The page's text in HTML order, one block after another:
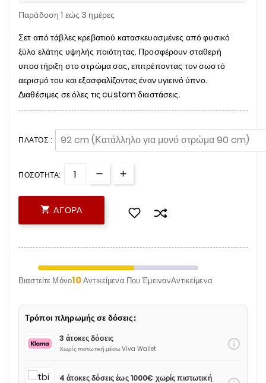
Παράδοση 1 εώς 3 ημέρες
Σετ από τάβλες κρεβατιού κατασκευασμένες από φυσικό
ξύλο ελάτης υψηλής ποιότητας. Προσφέρουν σταθερή
υποστήριξη στο στρώμα σας, επιτρέποντας τον σωστό
αερισμό του και εξασφαλίζοντας έναν υγιεινό ύπνο.
Διαθέσιμες σε όλες τις custom διαστάσεις.
ΠΛΆΤΟΣ :
ΠΟΣΌΤΗΤΑ:
 ΑΓΟΡΆ
Βιαστείτε Μόνο10Αντικείμενα Που ΈμεινανΑντικείμενα
Τρόποι πληρωμής σε δόσεις:
3 άτοκες δόσεις
Χωρίς πιστωτική μέσω Viva Wallet info_outline
4 άτοκες δόσεις έως 1000€ χωρίς πιστωτική